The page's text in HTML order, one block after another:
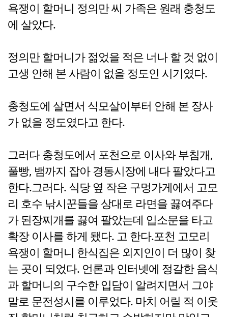
욕쟁이 할머니 정의만 씨 가족은 원래 충청도
에 살았다.
정의만 할머니가 젊었을 적은 너나 할 것 없이
고생 안해 본 사람이 없을 정도인 시기였다.
충청도에 살면서 식모살이부터 안해 본 장사
가 없을 정도였다고 한다.
그러다 충청도에서 포천으로 이사와 부침개,
풀빵, 뱀까지 잡아 경동시장에 내다 팔았다고
한다.그러다. 식당 옆 작은 구멍가게에서 고모
리 호수 낚시꾼들을 상대로 라면을 끓여주다
가 된장찌개를 끓여 팔았는데 입소문을 타고
확장 이사를 하게 됐다. 고 한다.포천 고모리
욕쟁이 할머니 한식집은 외지인이 더 많이 찾
는 곳이 되었다. 언론과 인터넷에 정갈한 음식
과 할머니의 구수한 입담이 알려지면서 그야
말로 문전성시를 이루었다. 마치 어릴 적 이웃